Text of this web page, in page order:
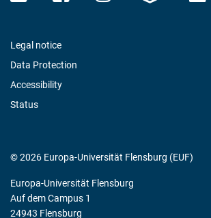
Legal notice
Data Protection
Accessibility
Status
© 2026 Europa-Universität Flensburg (EUF)
Europa-Universität Flensburg
Auf dem Campus 1
24943 Flensburg